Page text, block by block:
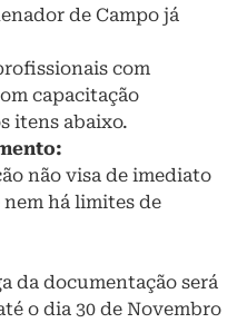
de Campo já
com
capacitação
itens abaixo.
não visa de imediato
há limites de
da documentação será
o dia 30 de Novembro